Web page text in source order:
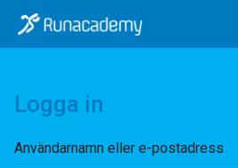
Logga in
Användarnamn eller e-postadress